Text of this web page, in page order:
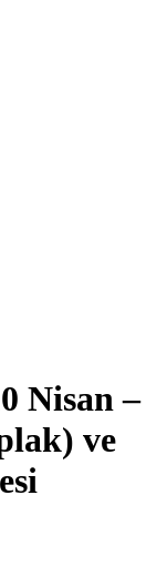
Nisan –
ve